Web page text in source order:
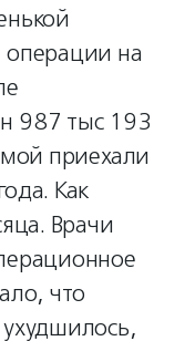
на
987 тыс 193
приехали
Как
Врачи
что